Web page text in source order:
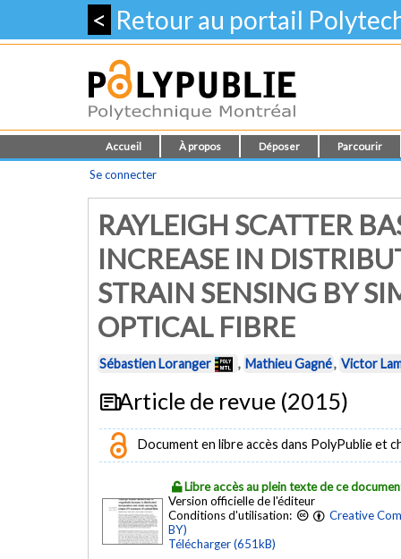
< Retour au portail
Accueil À propos Déposer Parcourir
Se connecter
RAYLEIGH SCATTER
INCREASE IN
STRAIN SENSING BY
OPTICAL FIBRE
Sébastien Loranger , Mathieu Gagné, Victor
Article de revue (2015)
Document en libre accès dans PolyPublie et
Libre accès au plein texte de ce
Version officielle de l'éditeur
Conditions d'utilisation:
Creative
BY)
Télécharger (651kB)